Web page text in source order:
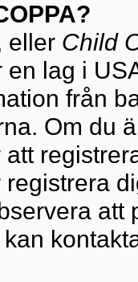
eller Child
en lag i
från
Om du
att
registrera
att